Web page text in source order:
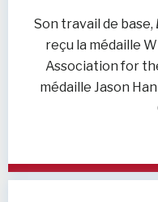
Son travail de base,
reçu la médaille
Association for
médaille Jason